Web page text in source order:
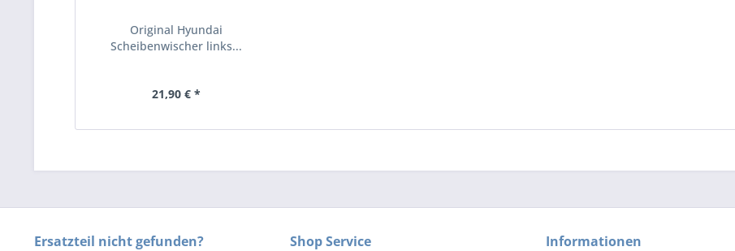
Original Hyundai
Scheibenwischer links...
21,90 € *
Ersatzteil nicht gefunden? Shop Service Informationen